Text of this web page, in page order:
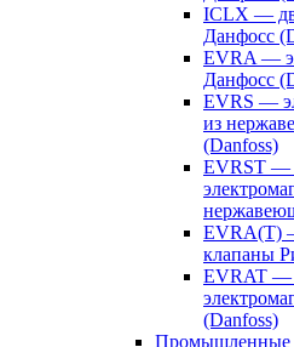
ICLX —
Данфосс
EVRA —
Данфосс
EVRS —
из
(Danfoss)
EVRST —
EVRA(T)
клапаны
EVRAT —
(Danfoss)
Промышленные